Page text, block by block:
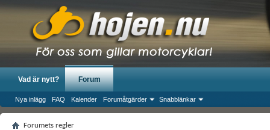
Vad är nytt? Forum
Nya inlägg FAQ Kalender Forumåtgärder Snabblänkar
Forumets regler